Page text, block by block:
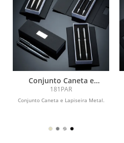
Conjunto Caneta e
Lapiseira Metal
181PAR
Conjunto Caneta e Lapiseira Metal.